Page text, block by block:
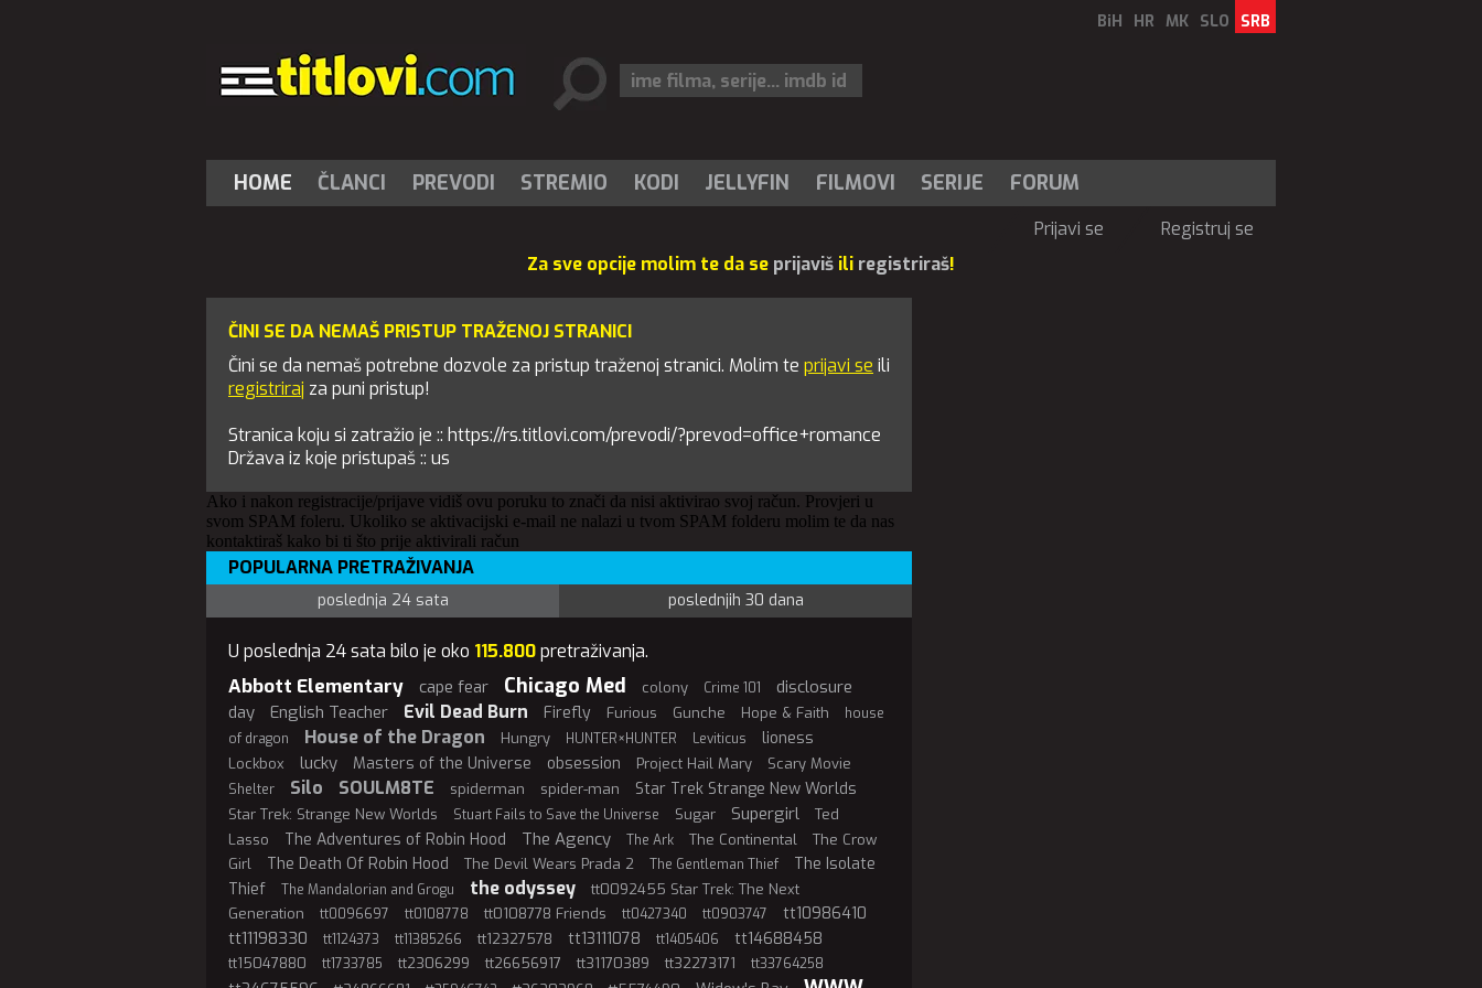
BiH HR MK SLO SRB
HOME ČLANCI PREVODI STREMIO KODI JELLYFIN FILMOVI SERIJE FORUM
Prijavi se
Registruj se
Za sve opcije molim te da se prijaviš ili registriraš!
ČINI SE DA NEMAŠ PRISTUP TRAŽENOJ STRANICI
Čini se da nemaš potrebne dozvole za pristup traženoj stranici. Molim te prijavi se ili
registriraj za puni pristup!
Stranica koju si zatražio je :: https://rs.titlovi.com/prevodi/?prevod=office+romance
Država iz koje pristupaš :: us
Ako i nakon registracije/prijave vidiš ovu poruku to znači da nisi aktivirao svoj račun. Provjeri u
svom SPAM foleru. Ukoliko se aktivacijski e-mail ne nalazi u tvom SPAM folderu molim te da nas
kontaktiraš kako bi ti što prije aktivirali račun
POPULARNA PRETRAŽIVANJA
poslednja 24 sata poslednjih 30 dana
U poslednja 24 sata bilo je oko 115.800pretraživanja.
Abbott Elementary cape fear Chicago Med colony Crime 101
disclosure
day
English Teacher Evil Dead Burn Firefly Furious Gunche Hope & Faith
house
of dragon
House of the Dragon Hungry HUNTER×HUNTER Leviticus lioness
Lockbox lucky Masters of the Universe obsession Project Hail Mary Scary Movie
Shelter Silo SOULM8TE spiderman spider-man Star Trek Strange New Worlds
Star Trek: Strange New Worlds Stuart Fails to Save the Universe Sugar Supergirl
Ted
Lasso
The Adventures of Robin Hood The Agency The Ark The Continental
The Crow
Girl
The Death Of Robin Hood The Devil Wears Prada 2 The Gentleman Thief
The Isolate
Thief
The Mandalorian and Grogu the odyssey
tt0092455 Star Trek: The Next
Generation
tt0096697 tt0108778 tt0108778 Friends tt0427340 tt0903747 tt10986410
tt11198330 tt1124373 tt11385266 tt12327578 tt13111078 tt1405406 tt14688458
tt15047880 tt1733785 tt2306299 tt26656917 tt31170389 tt32273171 tt33764258